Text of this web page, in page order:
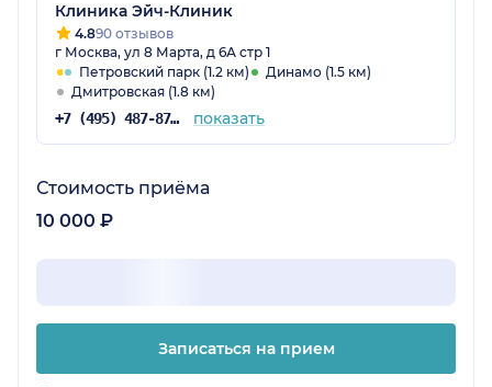
Клиника Эйч-Клиник
4.890 отзывов
г Москва, ул 8 Марта, д 6А стр 1
Петровский парк (1.2 км)
Динамо (1.5 км)
Дмитровская (1.8 км)
+7 (495) 487-87-91 показать
Стоимость приёма
10 000 ₽
Записаться на прием